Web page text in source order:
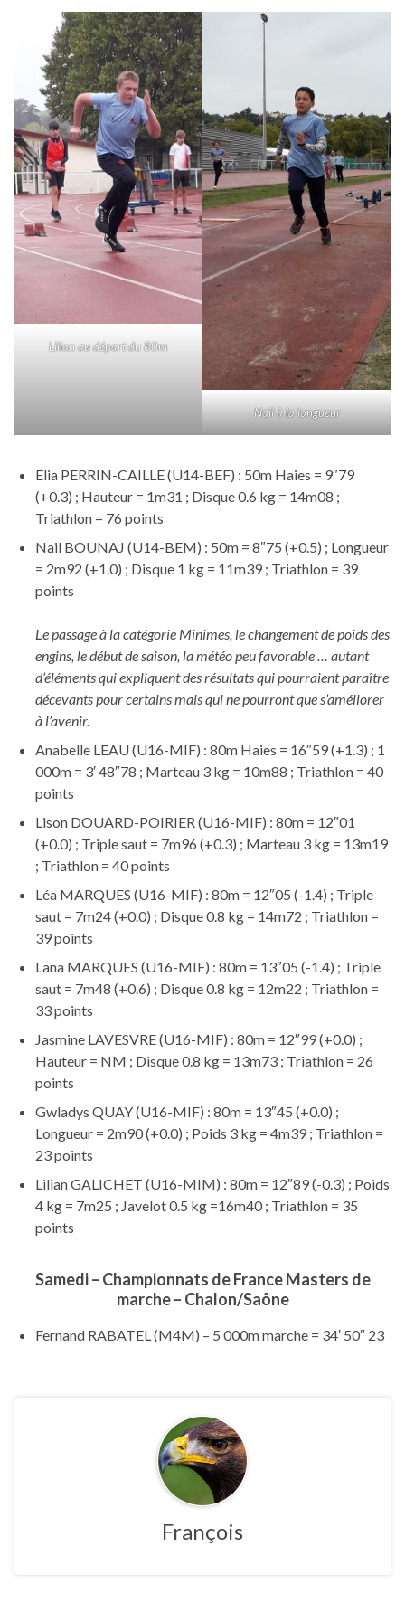
Lilian au départ du 80m
Nail à la longueur
Elia PERRIN-CAILLE (U14-BEF) : 50m Haies = 9″79
(+0.3) ; Hauteur = 1m31 ; Disque 0.6 kg = 14m08 ;
Triathlon = 76 points
Nail BOUNAJ (U14-BEM) : 50m = 8″75 (+0.5) ; Longueur
= 2m92 (+1.0) ; Disque 1 kg = 11m39 ; Triathlon = 39
points
Le passage à la catégorie Minimes, le changement de poids des
engins, le début de saison, la météo peu favorable … autant
d’éléments qui expliquent des résultats qui pourraient paraître
décevants pour certains mais qui ne pourront que s’améliorer
à l’avenir.
Anabelle LEAU (U16-MIF) : 80m Haies = 16″59 (+1.3) ; 1
000m = 3′ 48″78 ; Marteau 3 kg = 10m88 ; Triathlon = 40
points
Lison DOUARD-POIRIER (U16-MIF) : 80m = 12″01
(+0.0) ; Triple saut = 7m96 (+0.3) ; Marteau 3 kg = 13m19
; Triathlon = 40 points
Léa MARQUES (U16-MIF) : 80m = 12″05 (-1.4) ; Triple
saut = 7m24 (+0.0) ; Disque 0.8 kg = 14m72 ; Triathlon =
39 points
Lana MARQUES (U16-MIF) : 80m = 13″05 (-1.4) ; Triple
saut = 7m48 (+0.6) ; Disque 0.8 kg = 12m22 ; Triathlon =
33 points
Jasmine LAVESVRE (U16-MIF) : 80m = 12″99 (+0.0) ;
Hauteur = NM ; Disque 0.8 kg = 13m73 ; Triathlon = 26
points
Gwladys QUAY (U16-MIF) : 80m = 13″45 (+0.0) ;
Longueur = 2m90 (+0.0) ; Poids 3 kg = 4m39 ; Triathlon =
23 points
Lilian GALICHET (U16-MIM) : 80m = 12″89 (-0.3) ; Poids
4 kg = 7m25 ; Javelot 0.5 kg =16m40 ; Triathlon = 35
points
Samedi – Championnats de France Masters de
marche – Chalon/Saône
Fernand RABATEL (M4M) – 5 000m marche = 34′ 50″ 23
François